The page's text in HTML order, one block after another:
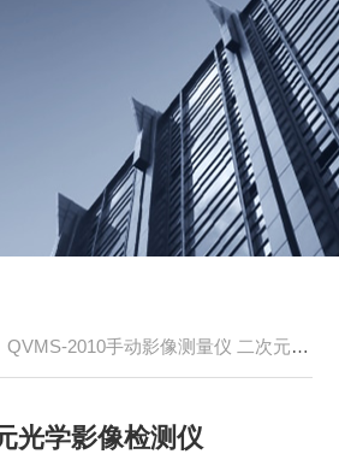
QVMS-2010手动影像测量仪 二次元光学影像检测仪
光学影像检测仪